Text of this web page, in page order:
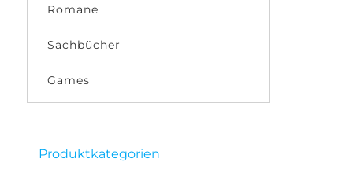
Romane
Sachbücher
Games
Produktkategorien